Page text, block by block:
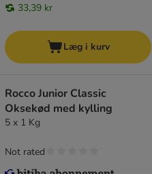
33,39 kr
Læg i kurv
Rocco Junior Classic
Oksekød med kylling
5 x 1 Kg
Not rated